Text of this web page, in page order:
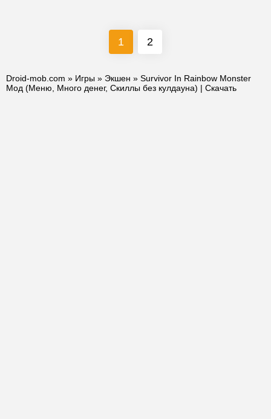
1 2
Droid-mob.com » Игры » Экшен » Survivor In Rainbow Monster
Мод (Меню, Много денег, Скиллы без кулдауна) | Скачать